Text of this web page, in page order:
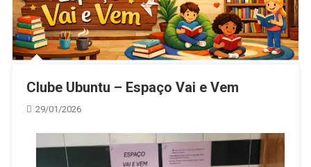
Clube Ubuntu – Espaço Vai e Vem
29/01/2026